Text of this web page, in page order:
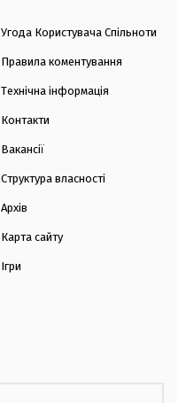
Угода Користувача Спільноти
Правила коментування
Технічна інформація
Контакти
Вакансії
Структура власності
Архів
Карта сайту
Ігри